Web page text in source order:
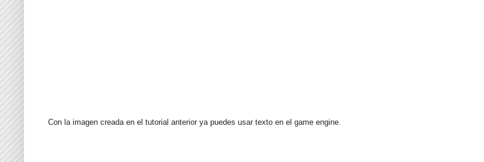
Con la imagen creada en el tutorial anterior ya puedes usar texto en el game engine.